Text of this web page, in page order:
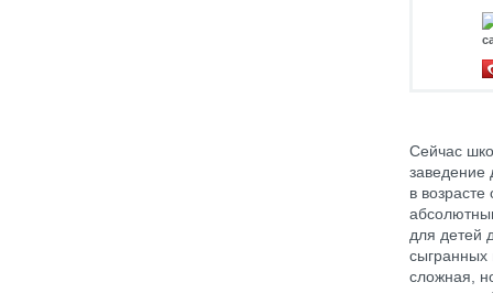
Сейчас
заведение
в
для детей
сыгранных
сложная,